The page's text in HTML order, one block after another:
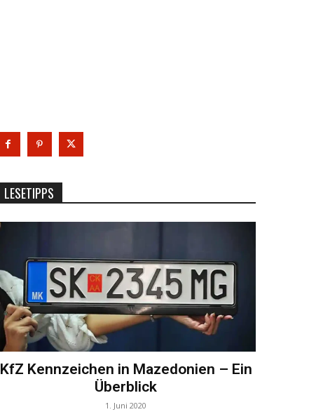
LESETIPPS
KfZ Kennzeichen in Mazedonien – Ein
Überblick
1. Juni 2020